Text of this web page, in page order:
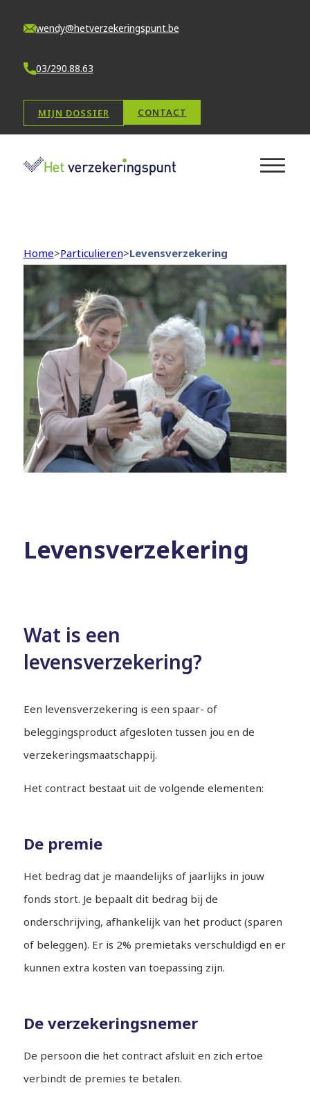
wendy@hetverzekeringspunt.be
03/290.88.63
MIJN DOSSIER CONTACT
Home>Particulieren>Levensverzekering
Levensverzekering
Wat is een
levensverzekering?
Een levensverzekering is een spaar- of
beleggingsproduct afgesloten tussen jou en de
verzekeringsmaatschappij.
Het contract bestaat uit de volgende elementen:
De premie
Het bedrag dat je maandelijks of jaarlijks in jouw
fonds stort. Je bepaalt dit bedrag bij de
onderschrijving, afhankelijk van het product (sparen
of beleggen). Er is 2% premietaks verschuldigd en er
kunnen extra kosten van toepassing zijn.
De verzekeringsnemer
De persoon die het contract afsluit en zich ertoe
verbindt de premies te betalen.